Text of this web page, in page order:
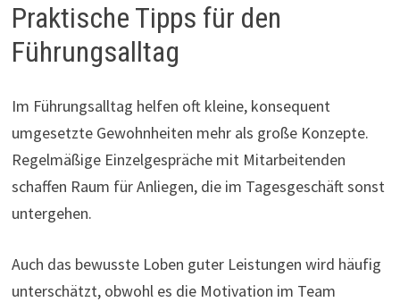
Praktische Tipps für den
Führungsalltag
Im Führungsalltag helfen oft kleine, konsequent
umgesetzte Gewohnheiten mehr als große Konzepte.
Regelmäßige Einzelgespräche mit Mitarbeitenden
schaffen Raum für Anliegen, die im Tagesgeschäft sonst
untergehen.
Auch das bewusste Loben guter Leistungen wird häufig
unterschätzt, obwohl es die Motivation im Team